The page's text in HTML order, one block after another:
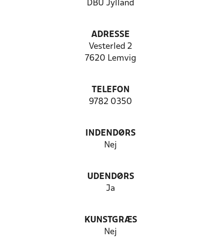
DBU Jylland
ADRESSE
Vesterled 2
7620 Lemvig
TELEFON
9782 0350
INDENDØRS
Nej
UDENDØRS
Ja
KUNSTGRÆS
Nej